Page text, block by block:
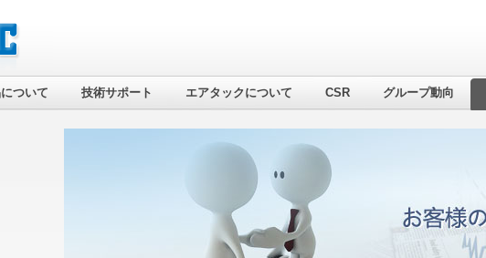
ついて 技術サポート エアタックについて CSR グループ動向